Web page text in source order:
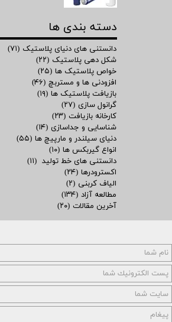
دسته بندی ها
دانستنی های دنیای پلاستیک (۷۱)
شکل دهی پلاستیک (۲۲)
خواص پلاستیک ها (۲۵)
افزودنی ها و مستربچ (۴۶)
بازیافت پلاستیک ها (۱۹)
گرانول سازی (۲۷)
کارخانه بازیافت (۲۳)
شناسایی و جداسازی (۱۴)
دنیای سیلندر و مارپیچ ها (۵۵)
انواع گیربکس ها (۱۰)
دانستنی های خط تولید (۱۱)
اکسترودرها (۲۴)
الیاف کربنی (۲)
مطالعه آزاد (۱۳۴)
آخرین مقالات (۲۰)